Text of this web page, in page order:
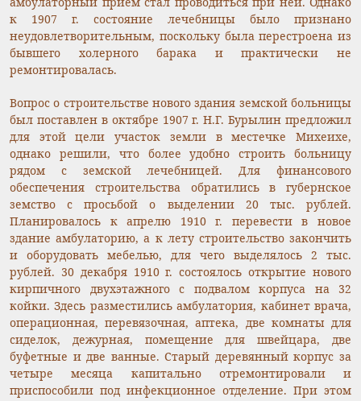
к 1907 г. состояние лечебницы было признано
неудовлетворительным, поскольку была перестроена из
бывшего холерного барака и практически не
ремонтировалась.
Вопрос о строительстве нового здания земской больницы
был поставлен в октябре 1907 г. Н.Г. Бурылин предложил
для этой цели участок земли в местечке Михеихе,
однако решили, что более удобно строить больницу
рядом с земской лечебницей. Для финансового
обеспечения строительства обратились в губернское
земство с просьбой о выделении 20 тыс. рублей.
Планировалось к апрелю 1910 г. перевести в новое
здание амбулаторию, а к лету строительство закончить
и оборудовать мебелью, для чего выделялось 2 тыс.
рублей. 30 декабря 1910 г. состоялось открытие нового
кирпичного двухэтажного с подвалом корпуса на 32
койки. Здесь разместились амбулатория, кабинет врача,
операционная, перевязочная, аптека, две комнаты для
сиделок, дежурная, помещение для швейцара, две
буфетные и две ванные. Старый деревянный корпус за
четыре месяца капитально отремонтировали и
приспособили под инфекционное отделение. При этом